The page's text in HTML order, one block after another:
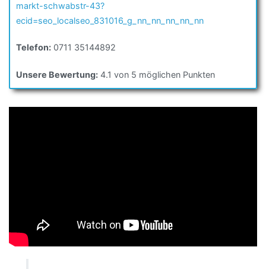
markt-schwabstr-43?
ecid=seo_localseo_831016_g_nn_nn_nn_nn_nn
Telefon: 0711 35144892
Unsere Bewertung: 4.1 von 5 möglichen Punkten